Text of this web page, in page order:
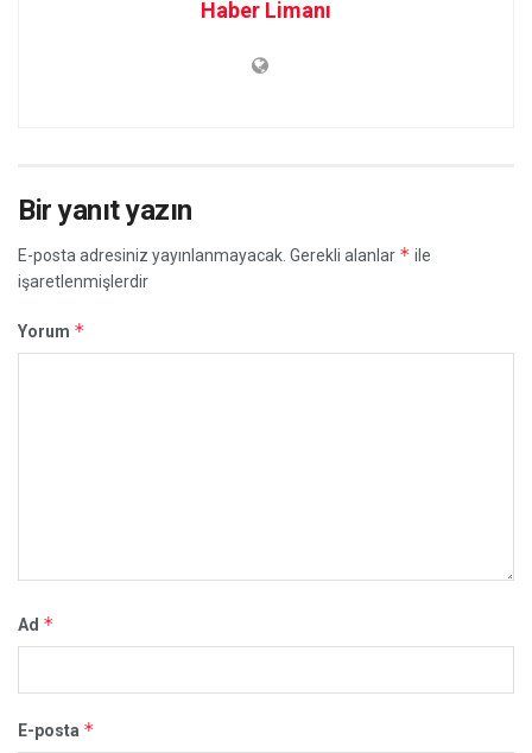
Haber Limanı
Bir yanıt yazın
E-posta adresiniz yayınlanmayacak. Gerekli alanlar * ile
işaretlenmişlerdir
Yorum *
Ad *
E-posta *